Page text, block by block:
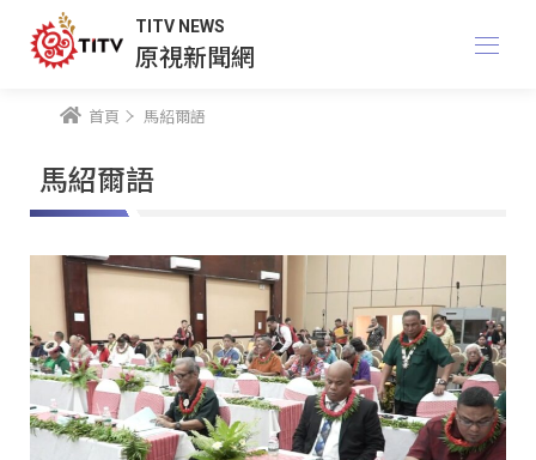
TITV NEWS
原視新聞網
首頁 馬紹爾語
馬紹爾語